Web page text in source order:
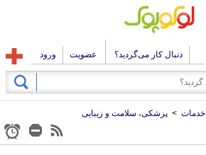
دنبال کار می‌گردید؟ عضویت ورود
خدمات > پزشکی، سلامت و زیبایی